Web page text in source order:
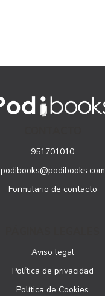
951701010
podibooks@podibooks.com
Formulario de contacto
Aviso legal
Política de privacidad
Política de Cookies